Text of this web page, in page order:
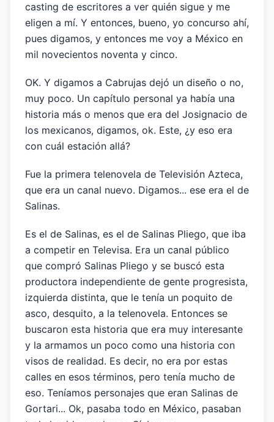
casting de escritores a ver quién sigue y me
eligen a mí. Y entonces, bueno, yo concurso ahí,
pues digamos, y entonces me voy a México en
mil novecientos noventa y cinco.
OK. Y digamos a Cabrujas dejó un diseño o no,
muy poco. Un capítulo personal ya había una
historia más o menos que era del Josignacio de
los mexicanos, digamos, ok. Este, ¿y eso era
con cuál estación allá?
Fue la primera telenovela de Televisión Azteca,
que era un canal nuevo. Digamos... ese era el de
Salinas.
Es el de Salinas, es el de Salinas Pliego, que iba
a competir en Televisa. Era un canal público
que compró Salinas Pliego y se buscó esta
productora independiente de gente progresista,
izquierda distinta, que le tenía un poquito de
asco, desquito, a la telenovela. Entonces se
buscaron esta historia que era muy interesante
y la armamos un poco como una historia con
visos de realidad. Es decir, no era por estas
calles en esos términos, pero tenía mucho de
eso. Teníamos personajes que eran Salinas de
Gortari... Ok, pasaba todo en México, pasaban